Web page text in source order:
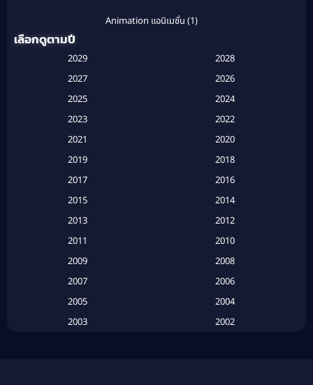
Animation แอนิเมชั่น (1)
Based on a True Story สร้างจากเรื่องจริง(2)
Based on a True Story เรื่องจริง (16)
เลือกดูตามปี
2029
2028
2027
2026
2025
2024
2023
2022
2021
2020
2019
2018
2017
2016
2015
2014
2013
2012
2011
2010
2009
2008
2007
2006
2005
2004
2003
2002